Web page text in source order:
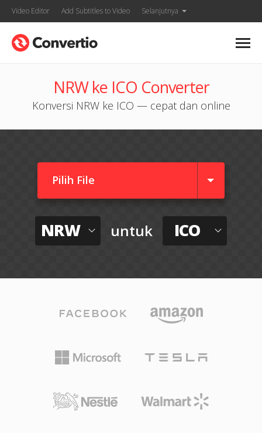
Video Editor Add Subtitles to Video Selanjutnya
NRW ke ICO Converter
Konversi NRW ke ICO — cepat dan online
Pilih File
NRW untuk ICO